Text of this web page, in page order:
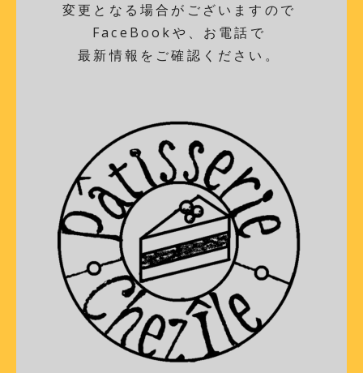
変更となる場合がございますので
FaceBookや、お電話で
最新情報をご確認ください。